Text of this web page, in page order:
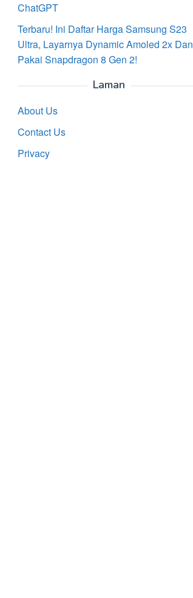
ChatGPT
Terbaru! Ini Daftar Harga Samsung S23
Ultra, Layarnya Dynamic Amoled 2x Dan
Pakai Snapdragon 8 Gen 2!
Laman
About Us
Contact Us
Privacy